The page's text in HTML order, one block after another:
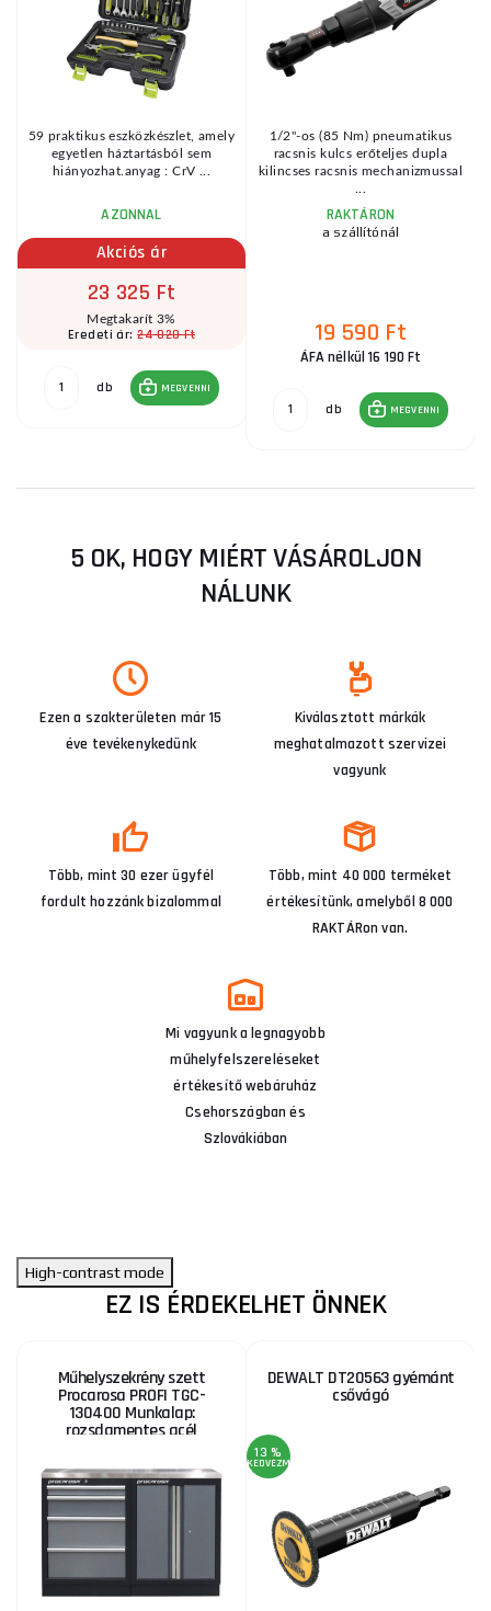
59 praktikus eszközkészlet, amely
egyetlen háztartásból sem
hiányozhat.anyag : CrV ...
AZONNAL
Akciós ár
23 325 Ft
Megtakarít 3%
Eredeti ár:24 020 Ft
db MEGVENNI
1/2"-os (85 Nm) pneumatikus
racsnis kulcs erőteljes dupla
kilincses racsnis mechanizmussal
RAKTÁRON
a szállítónál
19 590 Ft
ÁFA nélkül 16 190 Ft
db MEGVENNI
5 OK, HOGY MIÉRT VÁSÁROLJON
NÁLUNK
Ezen a szakterületen már 15
éve tevékenykedünk
Kiválasztott márkák
meghatalmazott szervizei
vagyunk
Több, mint 30 ezer ügyfél
fordult hozzánk bizalommal
Több, mint 40 000 terméket
értékesítünk, amelyből 8 000
RAKTÁRon van.
Mi vagyunk a legnagyobb
műhelyfelszereléseket
értékesítő webáruház
Csehországban és
Szlovákiában
High-contrast mode
EZ IS ÉRDEKELHET ÖNNEK
Műhelyszekrény szett
Procarosa PROFI TGC-
130400 Munkalap:
rozsdamentes acél
DEWALT DT20563 gyémánt
csővágó
13 %
KEDVEZMÉNY